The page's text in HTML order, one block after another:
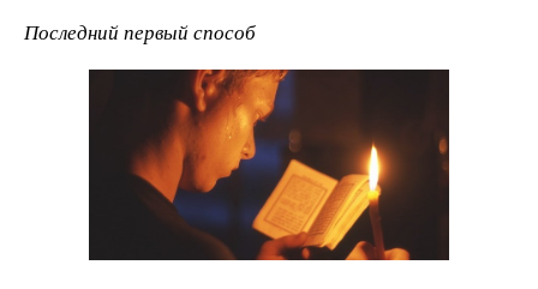
Последний первый способ